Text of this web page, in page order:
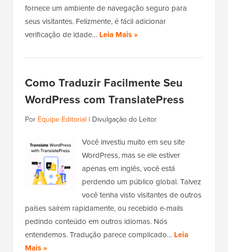
fornece um ambiente de navegação seguro para
seus visitantes. Felizmente, é fácil adicionar
verificação de idade… Leia Mais »
Como Traduzir Facilmente Seu
WordPress com TranslatePress
Por Equipe Editorial | Divulgação do Leitor
Você investiu muito em seu site
WordPress, mas se ele estiver
apenas em inglês, você está
perdendo um público global. Talvez
você tenha visto visitantes de outros
países saírem rapidamente, ou recebido e-mails
pedindo conteúdo em outros idiomas. Nós
entendemos. Tradução parece complicado… Leia
Mais »